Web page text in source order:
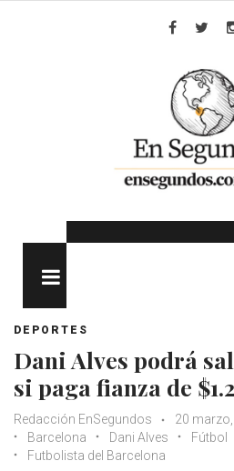
DEPORTES
Dani Alves podrá
si paga fianza de
Redacción EnSegundos 20
Barcelona
Dani Alves
Fútbol
Futbolista del Barcelona